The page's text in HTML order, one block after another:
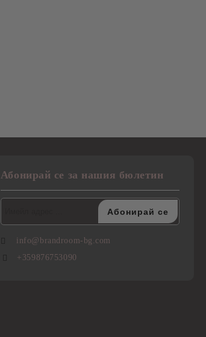
Абонирай се за нашия бюлетин
info@brandroom-bg.com
+359876753090